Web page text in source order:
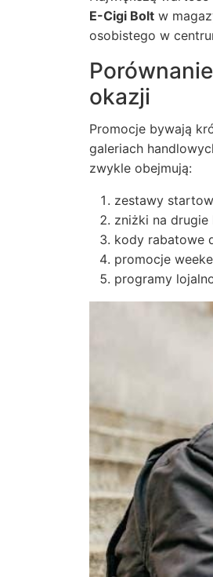
E-Cigi Bolt w
osobistego w
okazji
Promocje bywają
galeriach
zwykle obejmują:
zestawy
zniżki na
kody rabatowe
promocje
programy